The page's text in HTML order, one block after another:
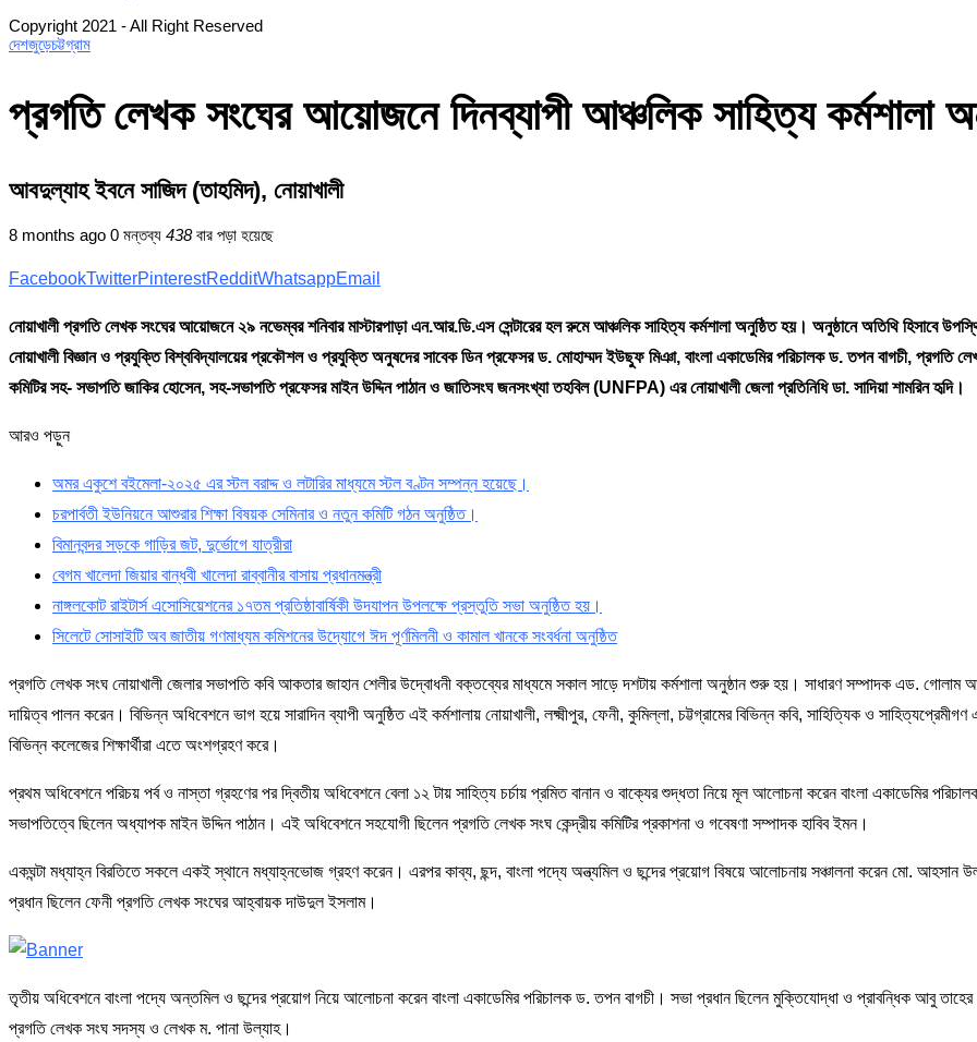
Copyright 2021 - All Right Reserved
দেশজুড়েচট্টগ্রাম
প্রগতি লেখক সংঘের আয়োজনে দিনব্যাপী আঞ্চলিক সাহিত্য কর্মশালা
আবদুল্যাহ ইবনে সাজিদ (তাহমিদ), নোয়াখালী
8 months ago 0 মন্তব্য 438বার পড়া হয়েছে
FacebookTwitterPinterestRedditWhatsappEmail
নোয়াখালী প্রগতি লেখক সংঘের আয়োজনে ২৯ নভেম্বর শনিবার মাস্টারপাড়া এন.আর.ডি.এস সেন্টারের হল রুমে আঞ্চলিক সাহিত্য কর্মশালা অনুষ্ঠিত হয়। অনুষ্ঠানে অতিথি হিসাবে
নোয়াখালী বিজ্ঞান ও প্রযুক্তি বিশ্ববিদ্যালয়ের প্রকৌশল ও প্রযুক্তি অনুষদের সাবেক ডিন প্রফেসর ড. মোহাম্মদ ইউছুফ মিঞা, বাংলা একাডেমির পরিচালক ড. তপন বাগচী, প্রগতি
কমিটির সহ- সভাপতি জাকির হোসেন, সহ-সভাপতি প্রফেসর মাইন উদ্দিন পাঠান ও জাতিসংঘ জনসংখ্যা তহবিল (UNFPA) এর নোয়াখালী জেলা প্রতিনিধি ডা. সাদিয়া শামরিন হৃদি।
আরও পড়ুন
অমর একুশে বইমেলা-২০২৫ এর স্টল বরাদ্দ ও লটারির মাধ্যমে স্টল বণ্টন সম্পন্ন হয়েছে।
চরপার্বতী ইউনিয়নে আশুরার শিক্ষা বিষয়ক সেমিনার ও নতুন কমিটি গঠন অনুষ্ঠিত।
বিমানবন্দর সড়কে গাড়ির জট, দুর্ভোগে যাত্রীরা
বেগম খালেদা জিয়ার বান্ধবী খালেদা রাব্বানীর বাসায় প্রধানমন্ত্রী
নাঙ্গলকোট রাইটার্স এসোসিয়েশনের ১৭তম প্রতিষ্ঠাবার্ষিকী উদযাপন উপলক্ষে প্রস্তুতি সভা অনুষ্ঠিত হয়।
সিলেটে সোসাইটি অব জাতীয় গণমাধ্যম কমিশনের উদ্যোগে ঈদ পূর্ণমিলনী ও কামাল খানকে সংবর্ধনা অনুষ্ঠিত
প্রগতি লেখক সংঘ নোয়াখালী জেলার সভাপতি কবি আকতার জাহান শেলীর উদ্বোধনী বক্তব্যের মাধ্যমে সকাল সাড়ে দশটায় কর্মশালা অনুষ্ঠান শুরু হয়। সাধারণ সম্পাদক এড. গোলাম
দায়িত্ব পালন করেন। বিভিন্ন অধিবেশনে ভাগ হয়ে সারাদিন ব্যাপী অনুষ্ঠিত এই কর্মশালায় নোয়াখালী, লক্ষ্মীপুর, ফেনী, কুমিল্লা, চট্টগ্রামের বিভিন্ন কবি, সাহিত্যিক ও সাহিত্যপ্রেমীগণ
বিভিন্ন কলেজের শিক্ষার্থীরা এতে অংশগ্রহণ করে।
প্রথম অধিবেশনে পরিচয় পর্ব ও নাস্তা গ্রহণের পর দ্বিতীয় অধিবেশনে বেলা ১২ টায় সাহিত্য চর্চায় প্রমিত বানান ও বাক্যের শুদ্ধতা নিয়ে মূল আলোচনা করেন বাংলা একাডেমির
সভাপতিত্বে ছিলেন অধ্যাপক মাইন উদ্দিন পাঠান। এই অধিবেশনে সহযোগী ছিলেন প্রগতি লেখক সংঘ কেন্দ্রীয় কমিটির প্রকাশনা ও গবেষণা সম্পাদক হাবিব ইমন।
একঘন্টা মধ্যাহ্ন বিরতিতে সকলে একই স্থানে মধ্যাহ্নভোজ গ্রহণ করেন। এরপর কাব্য, ছন্দ, বাংলা পদ্যে অন্ত্যমিল ও ছন্দের প্রয়োগ বিষয়ে আলোচনায় সঞ্চালনা করেন মো. আহসান
প্রধান ছিলেন ফেনী প্রগতি লেখক সংঘের আহ্বায়ক দাউদুল ইসলাম।
তৃতীয় অধিবেশনে বাংলা পদ্যে অন্তমিল ও ছন্দের প্রয়োগ নিয়ে আলোচনা করেন বাংলা একাডেমির পরিচালক ড. তপন বাগচী। সভা প্রধান ছিলেন মুক্তিযোদ্ধা ও প্রাবন্ধিক আবু
প্রগতি লেখক সংঘ সদস্য ও লেখক ম. পানা উল্যাহ।